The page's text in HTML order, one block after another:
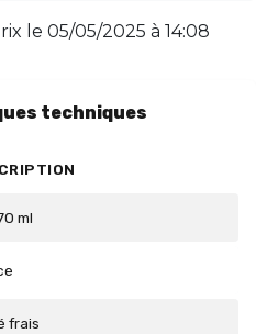
de 50/50. Enrichi en
et rafraîchissant.
le 05/05/2025 à 14:08
techniques
ml
frais